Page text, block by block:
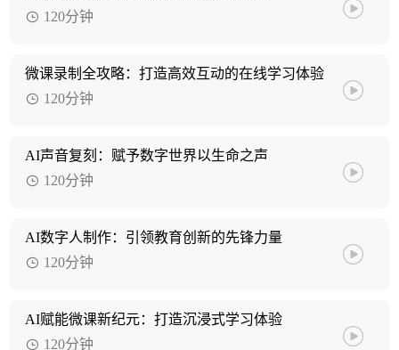
120分钟
微课录制全攻略：打造高效互动的在线学习体验
120分钟
AI声音复刻：赋予数字世界以生命之声
120分钟
AI数字人制作：引领教育创新的先锋力量
120分钟
AI赋能微课新纪元：打造沉浸式学习体验
120分钟